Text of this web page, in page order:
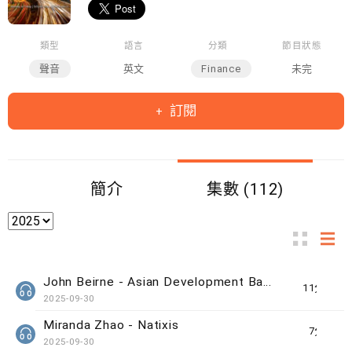
類型
聲音
語言
英文
分類
Finance
節目狀態
未完
訂閱
簡介 集數 (112)
11分鐘
John Beirne - Asian Development Bank
2025-09-30
7分鐘
Miranda Zhao - Natixis
2025-09-30